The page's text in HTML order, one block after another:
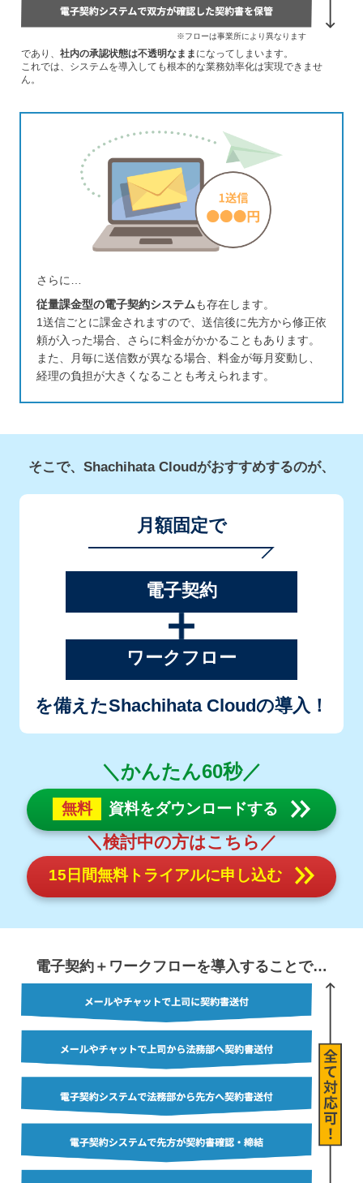
※フローは事業所により異なります
であり、社内の承認状態は不透明なまま になってしまいます。
これでは、システムを導入しても根本的な業務効率化は実現できませ
ん。
さらに…
従量課金型の電子契約システムも存在します。
1送信ごとに課金されますので、送信後に先方から修正依
頼が入った場合、
さらに料金がかかることもあります。
また、月毎に送信数が異なる場合、料金が毎月変動し、
経理の負担が大きく なることも考えられます。
そこで、Shachihata Cloudがおすすめするのが、
月額固定で
電子契約
ワークフロー
を備えたShachihata Cloudの導入！
＼かんたん60秒／
無料 資料をダウンロードする
＼検討中の方はこちら／
15日間無料トライアルに申し込む
電子契約＋ワークフローを導入することで…